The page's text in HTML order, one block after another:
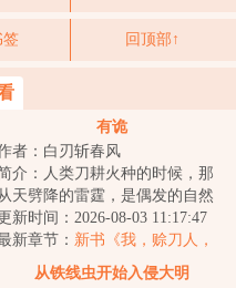
签 回顶部↑
有诡
者：白刃斩春风
介：人类刀耕火种的时候，那
天劈降的雷霆，是偶发的自然
象，亦是鬼神的怒火。老者离
以后，阳台上...
新时间：2026-08-03 11:17:47
新章节： 新书《我，赊刀人，
斗鬼神》已发
从铁线虫开始入侵大明